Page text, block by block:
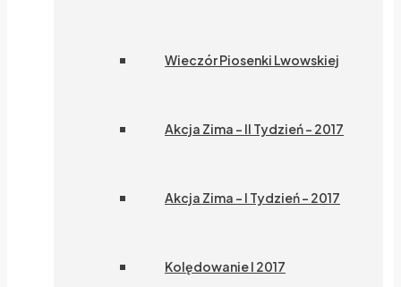
Wieczór Piosenki Lwowskiej
Akcja Zima – II Tydzień – 2017
Akcja Zima – I Tydzień – 2017
Kolędowanie I 2017